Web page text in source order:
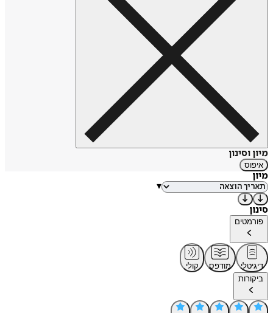
מיון וסינון
איפוס
מיון
▾
סינון
פורמטים
דיגיטלי מודפס
קולי
ביקורות